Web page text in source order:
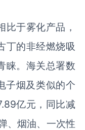
比于雾化产品，
丁的非经燃烧吸
睐。海关总署数
子烟及类似的个
亿元，同比减
、烟油、一次性